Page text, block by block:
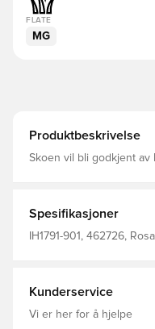
FLATE
MG
Produktbeskrivelse
Skoen vil bli godkjent av
kravene til moderne
driver den fremover Høyskåret
med MG-pigger,
Spesifikasjoner
IH1791-901, 462726,
Kunderservice
Vi er her for å hjelpe